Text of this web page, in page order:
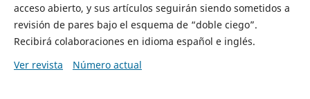
acceso abierto, y sus artículos seguirán siendo sometidos a
revisión de pares bajo el esquema de “doble ciego”.
Recibirá colaboraciones en idioma español e inglés.
Ver revista
Número actual